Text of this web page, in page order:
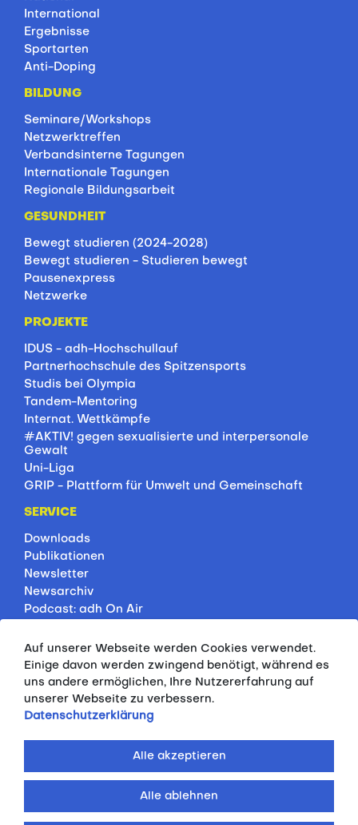
International
Ergebnisse
Sportarten
Anti-Doping
BILDUNG
Seminare/Workshops
Netzwerktreffen
Verbandsinterne Tagungen
Internationale Tagungen
Regionale Bildungsarbeit
GESUNDHEIT
Bewegt studieren (2024-2028)
Bewegt studieren - Studieren bewegt
Pausenexpress
Netzwerke
PROJEKTE
IDUS - adh-Hochschullauf
Partnerhochschule des Spitzensports
Studis bei Olympia
Tandem-Mentoring
Internat. Wettkämpfe
#AKTIV! gegen sexualisierte und interpersonale
Gewalt
Uni-Liga
GRIP - Plattform für Umwelt und Gemeinschaft
SERVICE
Downloads
Publikationen
Newsletter
Newsarchiv
Podcast: adh On Air
Rankings
Servicepartner
HSP-Onlinekurse
© 2026 ALLGEMEINER DEUTSCHER
Auf unserer Webseite werden Cookies verwendet.
Einige davon werden zwingend benötigt, während es
uns andere ermöglichen, Ihre Nutzererfahrung auf
unserer Webseite zu verbessern.
Datenschutzerklärung
Alle ablehnen
Alle akzeptieren